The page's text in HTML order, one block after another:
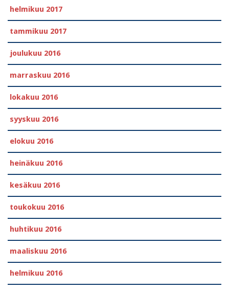
helmikuu 2017
tammikuu 2017
joulukuu 2016
marraskuu 2016
lokakuu 2016
syyskuu 2016
elokuu 2016
heinäkuu 2016
kesäkuu 2016
toukokuu 2016
huhtikuu 2016
maaliskuu 2016
helmikuu 2016